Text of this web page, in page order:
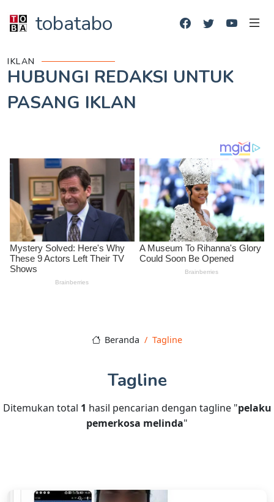
tobatabo
IKLAN
HUBUNGI REDAKSI UNTUK
PASANG IKLAN
Beranda Tagline
Tagline
Ditemukan total 1 hasil pencarian dengan tagline "pelaku
pemerkosa melinda"